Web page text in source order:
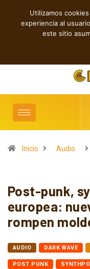
Baldy Crawler
Inicio Audio
Post-punk,
europea:
rompen
AUDIO DARK WAVE
POST PUNK
Utilizamos
experiencia al
este sitio